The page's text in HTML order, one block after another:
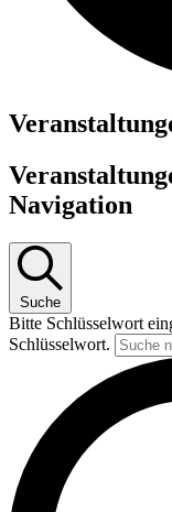
Navigation
Suche
Bitte Schlüsselwort
Schlüsselwort.